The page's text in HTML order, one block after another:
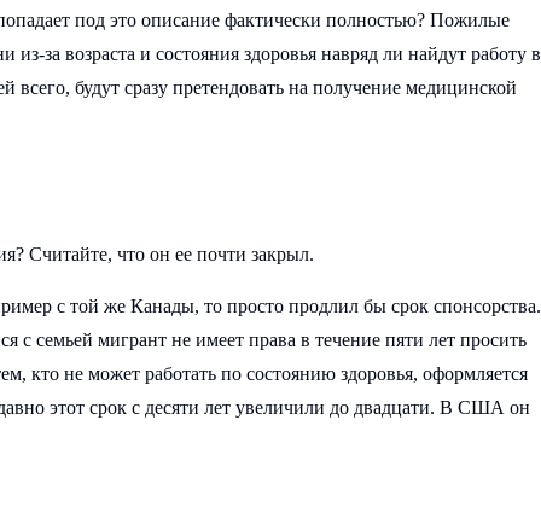
под это описание фактически полностью? Пожилые
за возраста и состояния здоровья навряд ли найдут работу в
будут сразу претендовать на получение медицинской
Считайте, что он ее почти закрыл.
с той же Канады, то просто продлил бы срок спонсорства.
семьей мигрант не имеет права в течение пяти лет просить
кто не может работать по состоянию здоровья, оформляется
этот срок с десяти лет увеличили до двадцати. В США он